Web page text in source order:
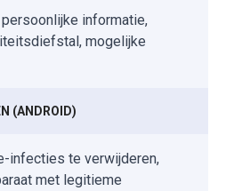
informatie,
mogelijke
(ANDROID)
infecties te verwijderen,
met legitieme